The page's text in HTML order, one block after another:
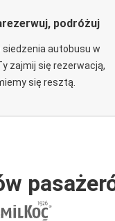
podróżuj
siedzenia autobusu w
zajmij się rezerwacją,
się resztą.